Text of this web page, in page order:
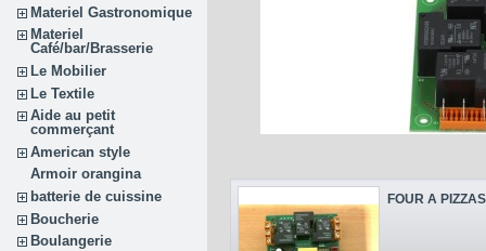
Materiel Gastronomique
Materiel
Café/bar/Brasserie
Le Mobilier
Le Textile
Aide au petit
commerçant
American style
Armoir orangina
batterie de cuissine
Boucherie
Boulangerie
FOUR A